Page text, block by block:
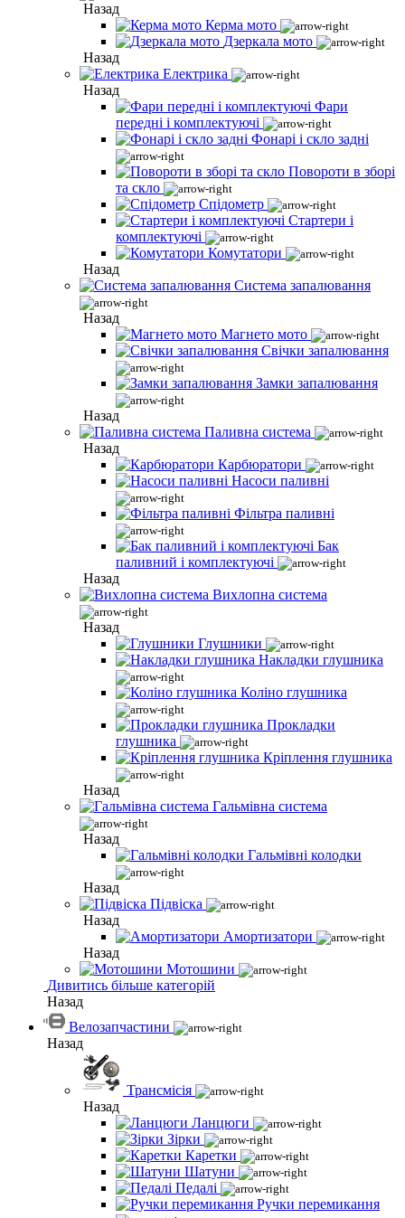
Назад
Керма мото
Дзеркала мото
Назад
Електрика
Назад
Фари
передні і комплектуючі
Фонарі і скло задні
Повороти в зборі
та скло
Спідометр
Стартери і
комплектуючі
Комутатори
Назад
Система запалювання
Назад
Магнето мото
Свічки запалювання
Замки запалювання
Назад
Паливна система
Назад
Карбюратори
Насоси паливні
Фільтра паливні
Бак
паливний і комплектуючі
Назад
Вихлопна система
Назад
Глушники
Накладки глушника
Коліно глушника
Прокладки
глушника
Кріплення глушника
Назад
Гальмівна система
Назад
Гальмівні колодки
Назад
Підвіска
Назад
Амортизатори
Назад
Мотошини
Дивитись більше категорій
Назад
Велозапчастини
Назад
Трансмісія
Назад
Ланцюги
Зірки
Каретки
Шатуни
Педалі
Ручки перемикання